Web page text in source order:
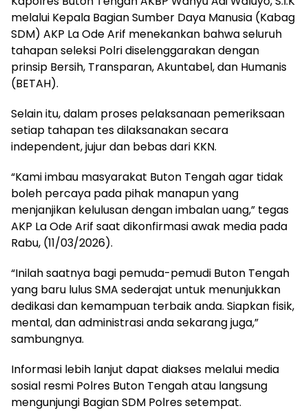
melalui Kepala Bagian Sumber Daya Manusia (Kabag
SDM) AKP La Ode Arif menekankan bahwa seluruh
tahapan seleksi Polri diselenggarakan dengan
prinsip Bersih, Transparan, Akuntabel, dan Humanis
(BETAH).
Selain itu, dalam proses pelaksanaan pemeriksaan
setiap tahapan tes dilaksanakan secara
independent, jujur dan bebas dari KKN.
“Kami imbau masyarakat Buton Tengah agar tidak
boleh percaya pada pihak manapun yang
menjanjikan kelulusan dengan imbalan uang,” tegas
AKP La Ode Arif saat dikonfirmasi awak media pada
Rabu, (11/03/2026).
“Inilah saatnya bagi pemuda-pemudi Buton Tengah
yang baru lulus SMA sederajat untuk menunjukkan
dedikasi dan kemampuan terbaik anda. Siapkan fisik,
mental, dan administrasi anda sekarang juga,”
sambungnya.
Informasi lebih lanjut dapat diakses melalui media
sosial resmi Polres Buton Tengah atau langsung
mengunjungi Bagian SDM Polres setempat.